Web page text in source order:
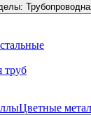
труб
Цветные